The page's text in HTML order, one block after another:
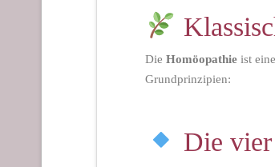
DieHomöopathie ist
Grundprinzipien:
Die